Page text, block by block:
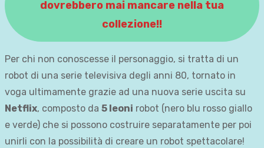
dovrebbero mai mancare nella tua
collezione!!
Per chi non conoscesse il personaggio, si tratta di un
robot di una serie televisiva degli anni 80, tornato in
voga ultimamente grazie ad una nuova serie uscita su
Netflix, composto da 5 leoni robot (nero blu rosso giallo
e verde) che si possono costruire separatamente per poi
unirli con la possibilità di creare un robot spettacolare!